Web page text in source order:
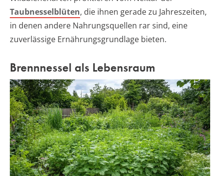
Taubnesselblüten, die ihnen gerade zu Jahreszeiten,
in denen andere Nahrungsquellen rar sind, eine
zuverlässige Ernährungsgrundlage bieten.
Brennnessel als Lebensraum